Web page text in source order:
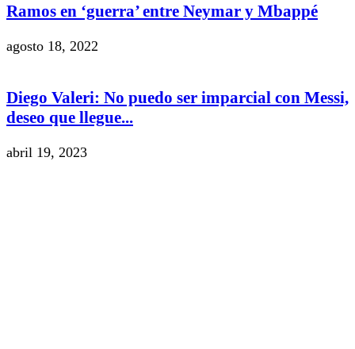
Ramos en ‘guerra’ entre Neymar y Mbappé
agosto 18, 2022
Diego Valeri: No puedo ser imparcial con Messi,
deseo que llegue...
abril 19, 2023